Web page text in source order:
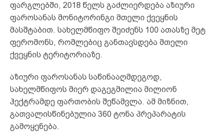
ფარგლებში, 2018 წელს გაძლიერდება აზიური
ფაროსანას მონიტორინგი მთელი ქვეყნის
მასშტაბით. სახელმწიფო შეიძენს 100 ათასზე მეტ
ფერომონს, რომლებიც განთავსდება მთელი
ქვეყნის ტერიტორიაზე.
აზიური ფაროსანას საწინააღმდეგოდ,
სახელმწიფოს მიერ დაგეგმილია მილიონ
ჰექტრამდე ფართობის შეწამვლა. ამ მიზნით,
გათვალისწინებულია 360 ტონა პრეპარატის
გამოყენება.